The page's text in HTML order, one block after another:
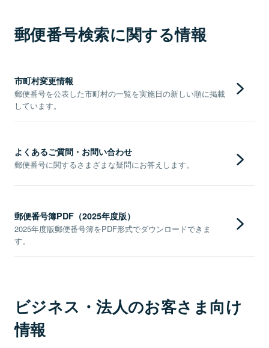
郵便番号検索に関する情報
市町村変更情報
郵便番号を公表した市町村の一覧を実施日の新しい順に掲載
しています。
よくあるご質問・お問い合わせ
郵便番号に関するさまざまな疑問にお答えします。
郵便番号簿PDF（2025年度版）
2025年度版郵便番号簿をPDF形式でダウンロードできま
す。
ビジネス・法人のお客さま向け
情報